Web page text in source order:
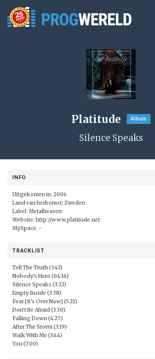
Platitude Album
Silence Speaks
INFO
Uitgekomen in: 2006
Land van herkomst: Zweden
Label: Metalheaven
Website: http://www.platitude.net
MySpace: -
TRACKLIST
Tell The Truth (3:43)
Nobody's Hero (04:14)
Silence Speaks (3:32)
Empty Inside (3:38)
Fear [It's Over Now] (5:21)
Don't Be Afraid (3:30)
Falling Down (4:27)
After The Storm (3:19)
Walk With Me (3:44)
You (7:00)